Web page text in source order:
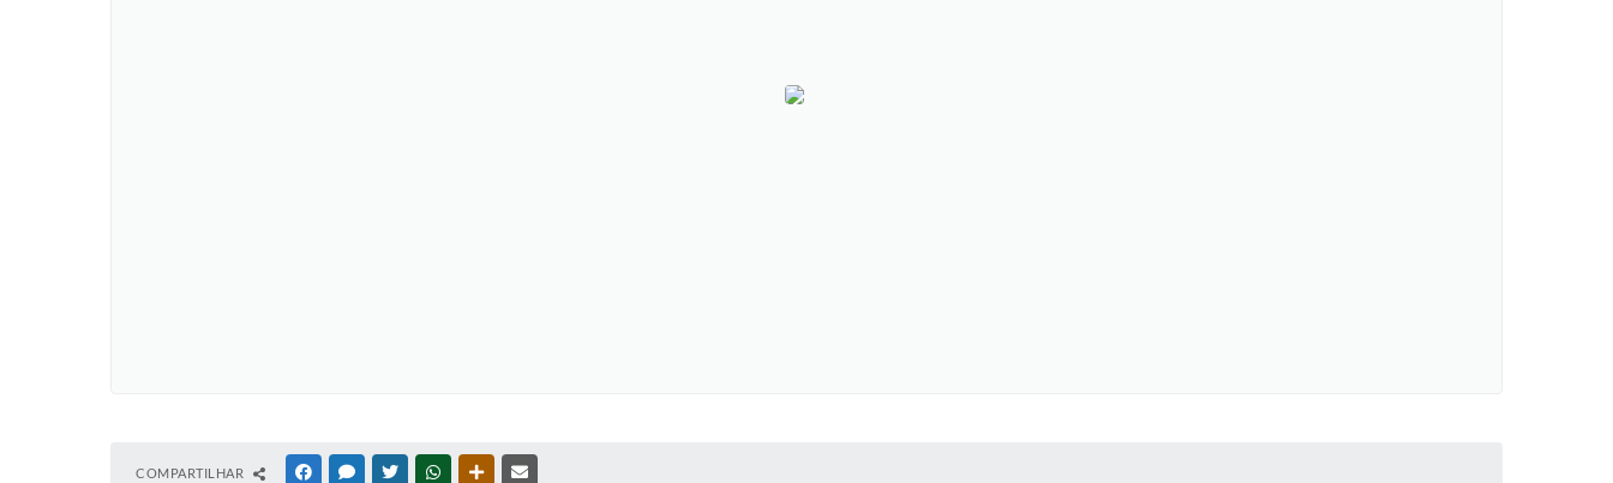
COMPARTILHAR FACEBOOKMESSENGER
TWITTERWHATSAPPOUTRAS MÍDIAS